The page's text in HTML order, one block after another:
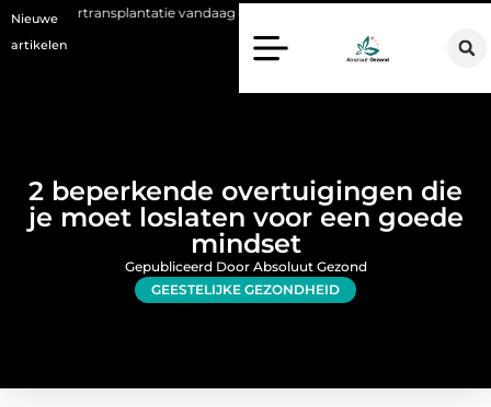
Nieuwe
artikelen
vandaag de dag kan betekenen
2 beperkende overtuigingen die
je moet loslaten voor een goede
mindset
GEESTELIJKE GEZONDHEID
Gepubliceerd Door Absoluut Gezond